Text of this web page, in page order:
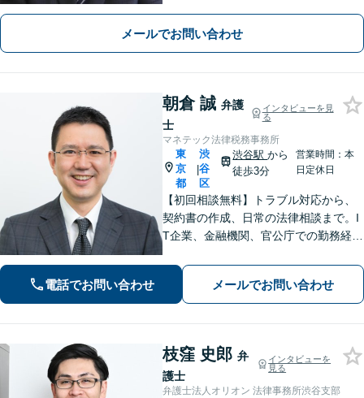
メールでお問い合わせ
朝倉 誠 弁護
士
インタビューを見
る
マネテック法律税務事務所
東
京
都
|
渋
谷
区
渋谷駅から
徒歩3分
営業時間：本
日定休日
【初回相談無料】トラブル対応から、
契約書の作成、日常の法律相談まで。I
T企業、金融機関、官公庁での勤務経験
を解決に導きます。【電話・メール・
WEB面談可】【渋谷駅6分】
電話でお問い合わせ メールでお問い合わせ
枝窪 史郎 弁
護士
インタビューを
見る
弁護士法人オリオン 法律事務所渋谷支部